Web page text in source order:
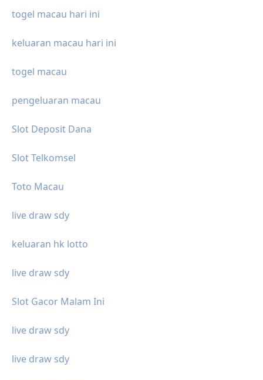
togel macau hari ini
keluaran macau hari ini
togel macau
pengeluaran macau
Slot Deposit Dana
Slot Telkomsel
Toto Macau
live draw sdy
keluaran hk lotto
live draw sdy
Slot Gacor Malam Ini
live draw sdy
live draw sdy